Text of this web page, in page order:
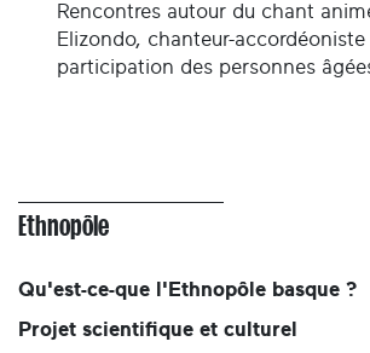
Rencontres autour du chant
Elizondo, chanteur-accordéoniste
participation des personnes
Ethnopôle
Qu'est-ce-que l'Ethnopôle basque ?
Projet scientifique et culturel